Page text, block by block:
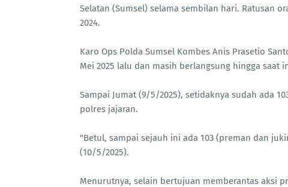
Selatan (Sumsel) selama sembilan hari. Ratusan
2024.
Karo Ops Polda Sumsel Kombes Anis Prasetio
Mei 2025 lalu dan masih berlangsung hingga saat
Sampai Jumat (9/5/2025), setidaknya sudah ada
polres jajaran.
"Betul, sampai sejauh ini ada 103 (preman dan
(10/5/2025).
Menurutnya, selain bertujuan memberantas aksi